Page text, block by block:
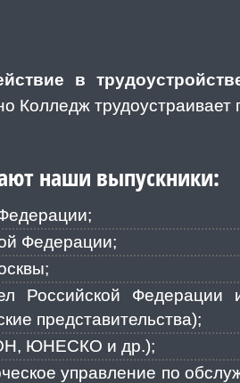
в
Колледж трудоустраивает
наши выпускники:
Федерации;
Российской Федерации
представительства);
ЮНЕСКО и др.);
управление по